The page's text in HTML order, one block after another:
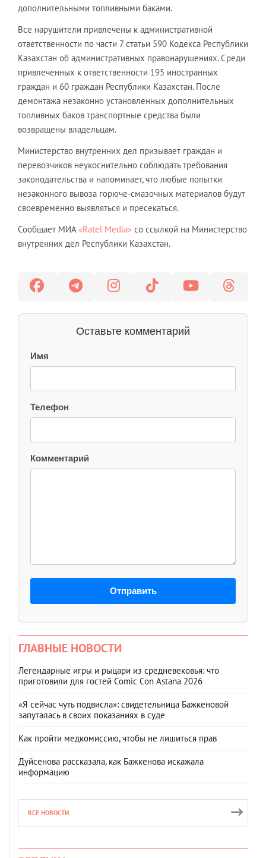
дополнительными топливными баками.
Все нарушители привлечены к административной
ответственности по части 7 статьи 590 Кодекса Республики
Казахстан об административных правонарушениях. Среди
привлеченных к ответственности 195 иностранных
граждан и 60 граждан Республики Казахстан. После
демонтажа незаконно установленных дополнительных
топливных баков транспортные средства были
возвращены владельцам.
Министерство внутренних дел призывает граждан и
перевозчиков неукоснительно соблюдать требования
законодательства и напоминает, что любые попытки
незаконного вывоза горюче-смазочных материалов будут
своевременно выявляться и пресекаться.
Сообщает МИА«Ratel Media» со ссылкой на Министерство
внутренних дел Республики Казахстан.
Оставьте комментарий
Имя
Телефон
Комментарий
Отправить
ГЛАВНЫЕ НОВОСТИ
Легендарные игры и рыцари из средневековья: что
приготовили для гостей Comic Con Astana 2026
«Я сейчас чуть подвисла»: свидетельница Бажкеновой
запуталась в своих показаниях в суде
Как пройти медкомиссию, чтобы не лишиться прав
Дуйсенова рассказала, как Бажкенова искажала
информацию
ВСЕ НОВОСТИ